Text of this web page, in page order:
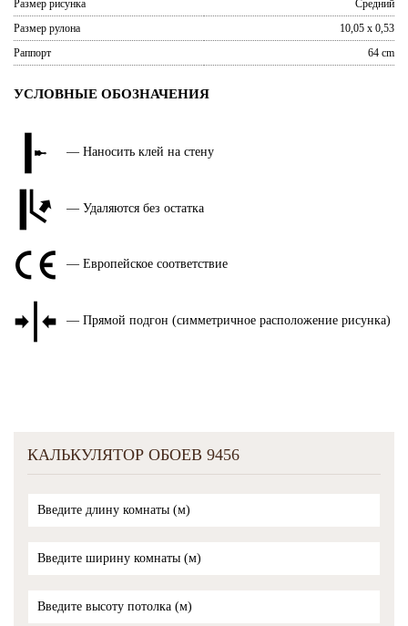
Размер рисунка
Средний
Размер рулона
10,05 x 0,53
Раппорт
64 cm
УСЛОВНЫЕ ОБОЗНАЧЕНИЯ
— Наносить клей на стену
— Удаляются без остатка
— Европейское соответствие
— Прямой подгон (симметричное расположение рисунка)
КАЛЬКУЛЯТОР ОБОЕВ 9456